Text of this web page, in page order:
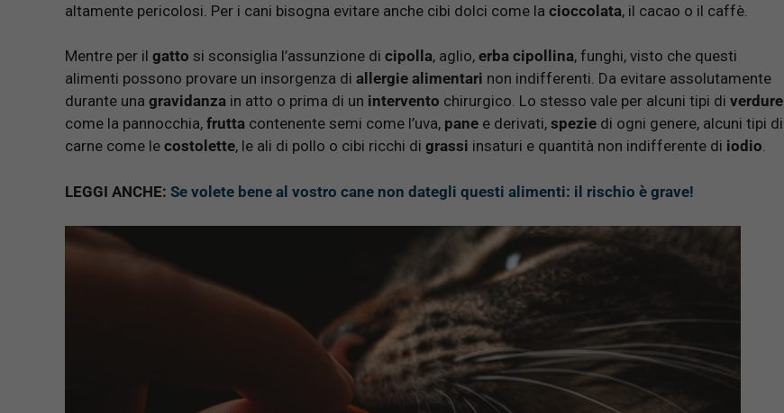
altamente pericolosi. Per i cani bisogna evitare anche cibi dolci come la cioccolata, il cacao o il caffè.
Mentre per il gatto si sconsiglia l’assunzione di cipolla, aglio, erba cipollina, funghi, visto che questi
alimenti possono provare un insorgenza di allergie alimentari non indifferenti. Da evitare assolutamente
durante una gravidanza in atto o prima di un intervento chirurgico. Lo stesso vale per alcuni tipi di verdure
come la pannocchia, frutta contenente semi come l’uva, pane e derivati, spezie di ogni genere, alcuni tipi di
carne come le costolette, le ali di pollo o cibi ricchi di grassi insaturi e quantità non indifferente di iodio.
LEGGI ANCHE: Se volete bene al vostro cane non dategli questi alimenti: il rischio è grave!